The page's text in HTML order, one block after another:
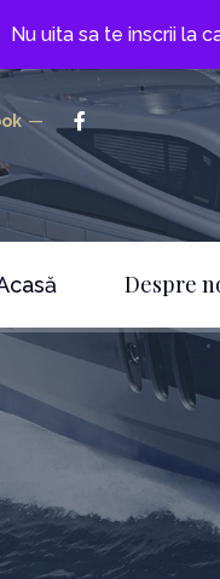
Despre
Testimoniale
Întrebări frecvente
Termene si conditii
Nu uita sa te inscrii la